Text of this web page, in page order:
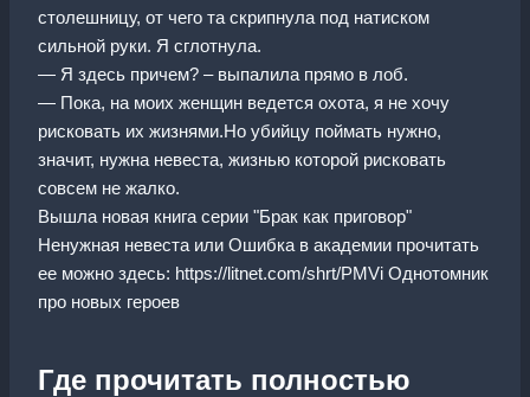
столешницу, от чего та скрипнула под натиском
сильной руки. Я сглотнула.
— Я здесь причем? – выпалила прямо в лоб.
— Пока, на моих женщин ведется охота, я не хочу
рисковать их жизнями.Но убийцу поймать нужно,
значит, нужна невеста, жизнью которой рисковать
совсем не жалко.
Вышла новая книга серии "Брак как приговор"
Ненужная невеста или Ошибка в академии прочитать
ее можно здесь: https://litnet.com/shrt/PMVi Однотомник
про новых героев
Где прочитать полностью